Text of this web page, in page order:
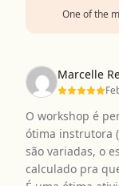
One of the
Marcelle
O workshop é
ótima instrutora
são variadas, o
calculado pra